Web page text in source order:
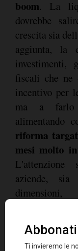
boom. La
dovrebbe
crescita sia
aggiunta, la
investimenti,
fiscali che ne
incentivo per
ma a farlo
alimentando
riforma
mesi molto
aziende,
ad oggi ad
appartenenti